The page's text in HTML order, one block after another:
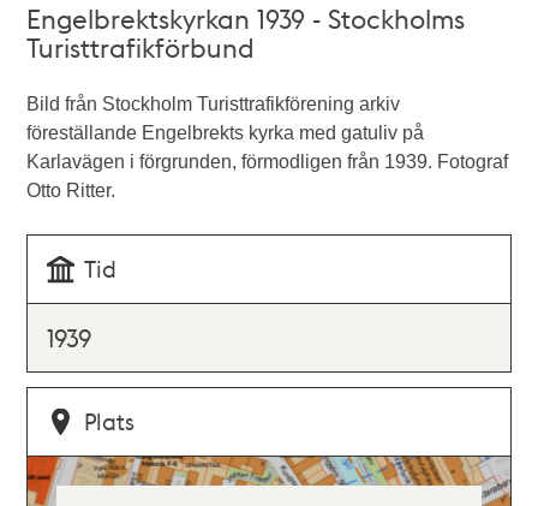
Engelbrektskyrkan 1939 - Stockholms
Turisttrafikförbund
Bild från Stockholm Turisttrafikförening arkiv
föreställande Engelbrekts kyrka med gatuliv på
Karlavägen i förgrunden, förmodligen från 1939. Fotograf
Otto Ritter.
Tid
1939
Plats